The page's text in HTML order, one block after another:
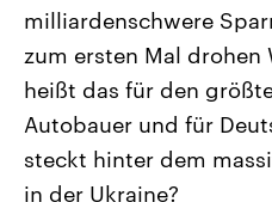
Landtagswahl Sachsen-Anhalt
2026
Alle Informationen
September 2026 einen neuen
Bundesland von einer Koalition
milliardenschwere
zum ersten Mal drohen
heißt das für den
Autobauer und für
steckt hinter dem
in der Ukraine?